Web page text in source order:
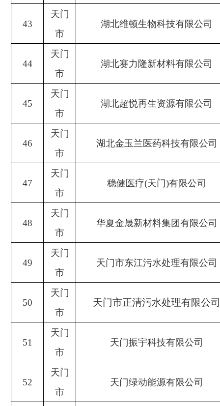
43
天门
市
湖北维顿生物科技有限公司
44
天门
市
湖北赛力隆新材料有限公司
45
天门
市
湖北超悦再生资源有限公司
46
天门
市
湖北金玉兰医药科技有限公司
47
天门
市
稳健医疗(天门)有限公司
48
天门
市
华夏金晟新材料集团有限公司
49
天门
市
天门市东江污水处理有限公司
50
天门
市
天门市正清污水处理有限公司
51
天门
市
天门振宇科技有限公司
52
天门
市
天门绿动能源有限公司